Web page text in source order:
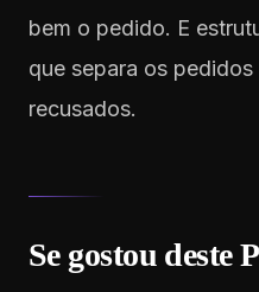
bem o pedido. E
que separa os
recusados.
Se gostou deste